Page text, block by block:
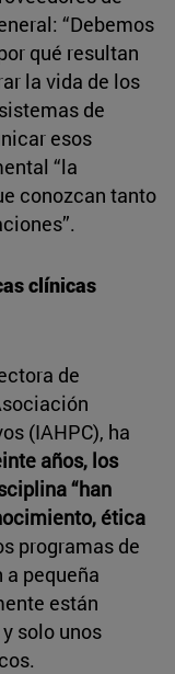
“Debemos
qué resultan
la vida de los
de
esos
“la
conozcan tanto
clínicas
de
(IAHPC), ha
años, los
“han
ética
programas de
pequeña
están
solo unos